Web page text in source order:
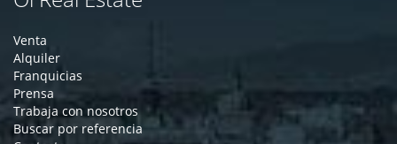
Venta
Alquiler
Franquicias
Prensa
Trabaja con nosotros
Buscar por referencia